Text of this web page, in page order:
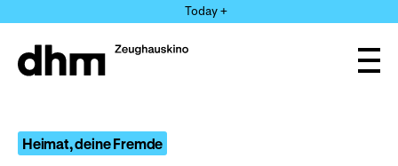
directly
the
Today +
Heimat, deine Fremde